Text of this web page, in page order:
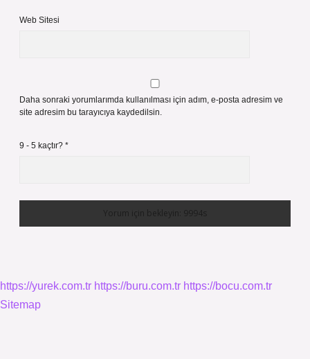
Web Sitesi
Daha sonraki yorumlarımda kullanılması için adım, e-posta adresim ve
site adresim bu tarayıcıya kaydedilsin.
9 - 5 kaçtır? *
https://yurek.com.tr https://buru.com.tr https://bocu.com.tr
Sitemap